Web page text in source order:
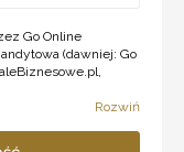
Go Online
(dawniej: Go
Rozwiń